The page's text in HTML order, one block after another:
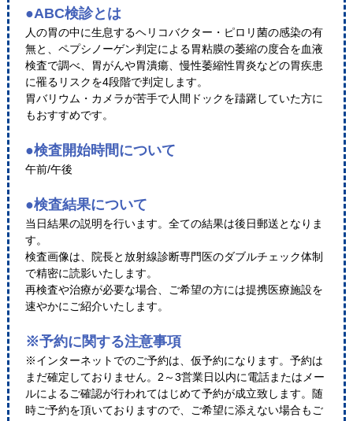
●ABC検診とは
人の胃の中に生息するヘリコバクター・ピロリ菌の感染の有
無と、ペプシノーゲン判定による胃粘膜の萎縮の度合を血液
検査で調べ、胃がんや胃潰瘍、慢性萎縮性胃炎などの胃疾患
に罹るリスクを4段階で判定します。
胃バリウム・カメラが苦手で人間ドックを躊躇していた方に
もおすすめです。
●検査開始時間について
午前/午後
●検査結果について
当日結果の説明を行います。全ての結果は後日郵送となりま
す。
検査画像は、院長と放射線診断専門医のダブルチェック体制
で精密に読影いたします。
再検査や治療が必要な場合、ご希望の方には提携医療施設を
速やかにご紹介いたします。
※予約に関する注意事項
※インターネットでのご予約は、仮予約になります。予約は
まだ確定しておりません。2～3営業日以内に電話またはメー
ルによるご確認が行われてはじめて予約が成立致します。随
時ご予約を頂いておりますので、ご希望に添えない場合もご